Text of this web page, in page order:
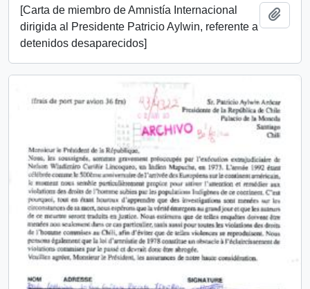
[Carta de miembro de Amnistía Internacional
dirigida al Presidente Patricio Aylwin, referente a
detenidos desaparecidos]